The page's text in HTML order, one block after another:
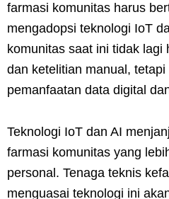
farmasi komunitas harus
mengadopsi teknologi IoT
komunitas saat ini tidak lagi
dan ketelitian manual,
pemanfaatan data digital
Teknologi IoT dan AI
farmasi komunitas yang
personal. Tenaga teknis
menguasai teknologi ini